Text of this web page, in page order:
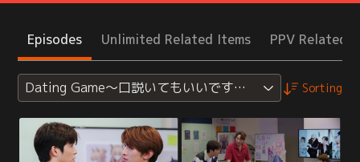
Episodes Unlimited Related Items PPV Related
Dating Game～口説いてもいいですか、ボス！？～ ＜タ
Sorting